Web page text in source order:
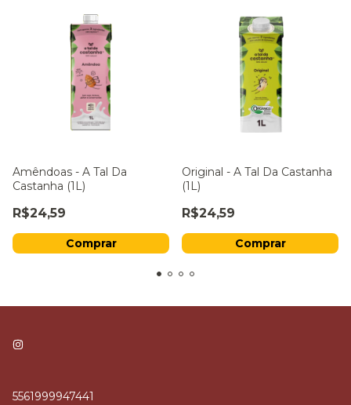
Amêndoas - A Tal Da
Castanha (1L)
R$24,59
Original - A Tal Da Castanha
(1L)
R$24,59
5561999947441